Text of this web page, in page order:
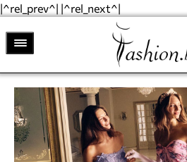
|^rel_prev^| |^rel_next^|